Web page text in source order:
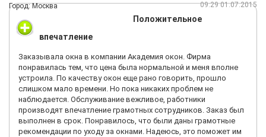
Город: Москва 09:29 01.07.2015
Положительное
впечатление
Заказывала окна в компании Академия окон. Фирма
понравилась тем, что цена была нормальной и меня вполне
устроила. По качеству окон еще рано говорить, прошло
слишком мало времени. Но пока никаких проблем не
наблюдается. Обслуживание вежливое, работники
производят впечатление грамотных сотрудников. Заказ был
выполнен в срок. Понравилось, что были даны грамотные
рекомендации по уходу за окнами. Надеюсь, это поможет им